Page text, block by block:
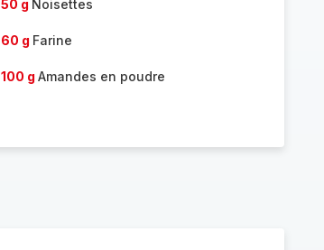
50 g Noisettes
60 g Farine
100 g Amandes en poudre